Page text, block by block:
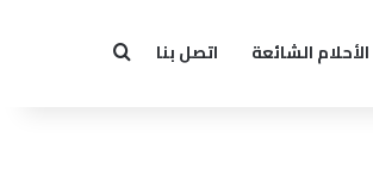
الأحلام الشائعة اتصل بنا بحث عن